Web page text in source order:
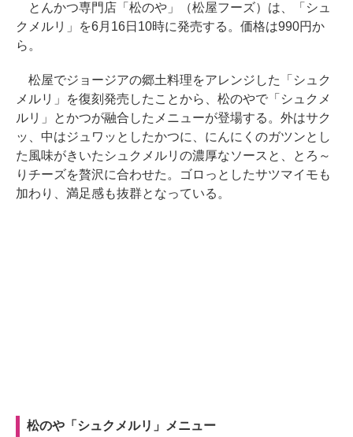
とんかつ専門店「松のや」（松屋フーズ）は、「シュ
クメルリ」を6月16日10時に発売する。価格は990円か
ら。
松屋でジョージアの郷土料理をアレンジした「シュク
メルリ」を復刻発売したことから、松のやで「シュクメ
ルリ」とかつが融合したメニューが登場する。外はサク
ッ、中はジュワッとしたかつに、にんにくのガツンとし
た風味がきいたシュクメルリの濃厚なソースと、とろ～
りチーズを贅沢に合わせた。ゴロっとしたサツマイモも
加わり、満足感も抜群となっている。
松のや「シュクメルリ」メニュー